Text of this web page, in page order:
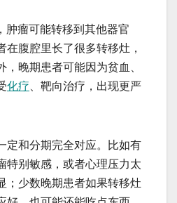
肿瘤可能转移到其他器官
在腹腔里长了很多转移灶，
晚期患者可能因为贫血、
化疗 、靶向治疗，出现更严
定和分期完全对应。比如有
特别敏感，或者心理压力太
；少数晚期患者如果转移灶